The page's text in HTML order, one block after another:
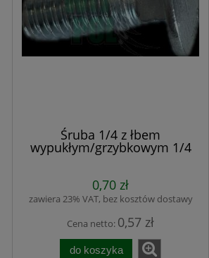
Śruba 1/4 z łbem
wypukłym/grzybkowym 1/4
cala
0,70 zł
zawiera 23% VAT, bez kosztów dostawy
Cena netto: 0,57 zł
do koszyka